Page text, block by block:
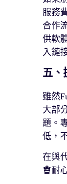
服務
合作
供軟
入鏈
五、
雖然
大部
題。
低，
在與
會耐